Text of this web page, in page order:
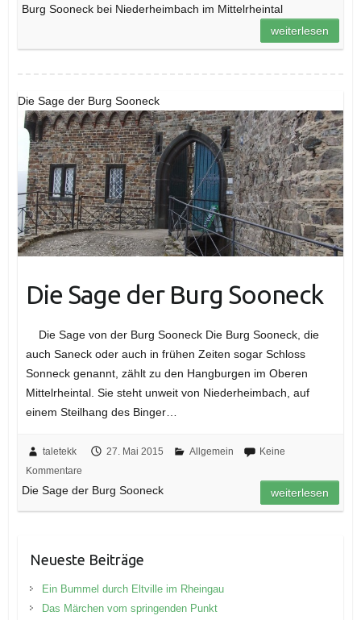
Burg Sooneck bei Niederheimbach im Mittelrheintal
weiterlesen
Die Sage der Burg Sooneck
Die Sage der Burg Sooneck
Die Sage von der Burg Sooneck Die Burg Sooneck, die
auch Saneck oder auch in frühen Zeiten sogar Schloss
Sonneck genannt, zählt zu den Hangburgen im Oberen
Mittelrheintal. Sie steht unweit von Niederheimbach, auf
einem Steilhang des Binger…
taletekk 27. Mai 2015 Allgemein
Keine
Kommentare
Die Sage der Burg Sooneck weiterlesen
Neueste Beiträge
Ein Bummel durch Eltville im Rheingau
Das Märchen vom springenden Punkt